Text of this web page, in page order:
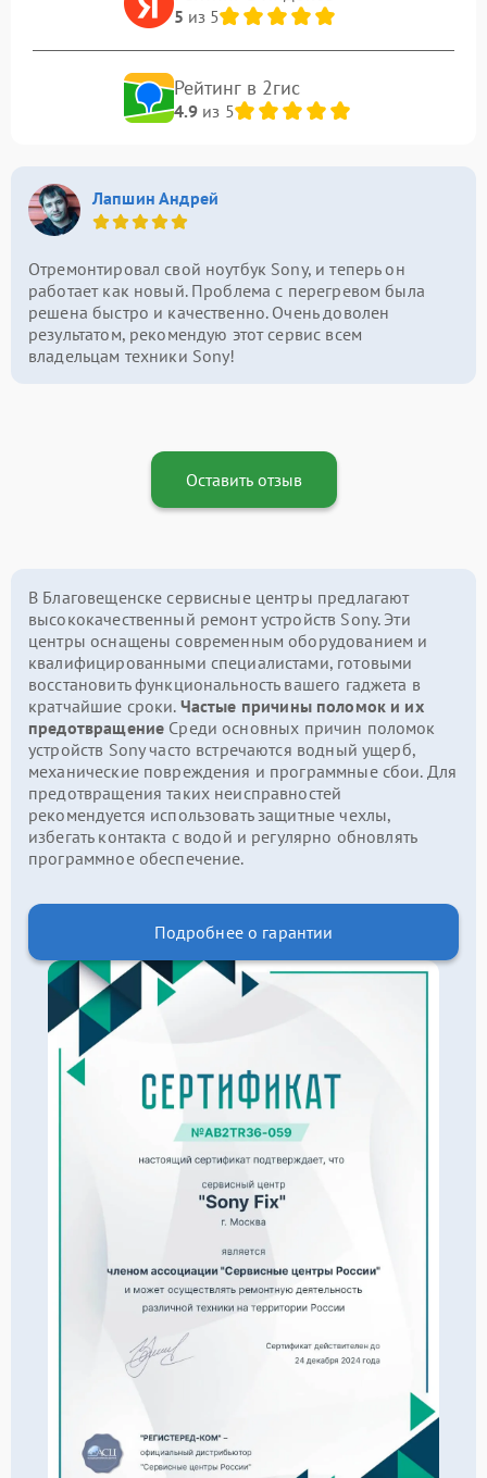
5 из 5
Рейтинг в 2гис
4.9из 5
Лапшин Андрей
Отремонтировал свой ноутбук Sony, и теперь он
работает как новый. Проблема с перегревом была
решена быстро и качественно. Очень доволен
результатом, рекомендую этот сервис всем
владельцам техники Sony!
Оставить отзыв
В Благовещенске сервисные центры предлагают
высококачественный ремонт устройств Sony. Эти
центры оснащены современным оборудованием и
квалифицированными специалистами, готовыми
восстановить функциональность вашего гаджета в
кратчайшие сроки. Частые причины поломок и их
предотвращение Среди основных причин поломок
устройств Sony часто встречаются водный ущерб,
механические повреждения и программные сбои. Для
предотвращения таких неисправностей
рекомендуется использовать защитные чехлы,
избегать контакта с водой и регулярно обновлять
программное обеспечение.
Подробнее о гарантии